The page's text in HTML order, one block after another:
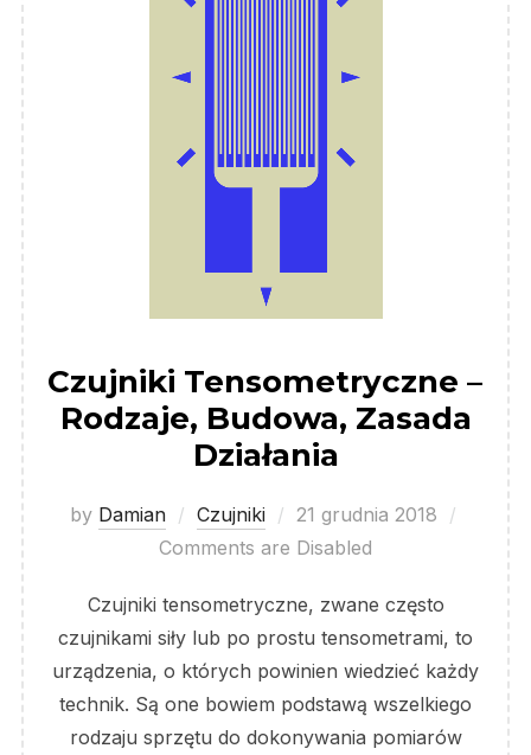
Czujniki Tensometryczne –
Rodzaje, Budowa, Zasada
Działania
by Damian Czujniki
Posted
on
21 grudnia 2018
Comments are Disabled
Czujniki tensometryczne, zwane często
czujnikami siły lub po prostu tensometrami, to
urządzenia, o których powinien wiedzieć każdy
technik. Są one bowiem podstawą wszelkiego
rodzaju sprzętu do dokonywania pomiarów